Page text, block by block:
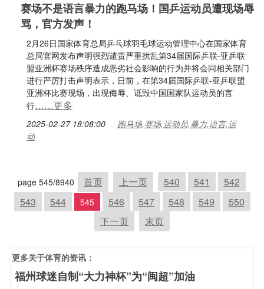
赛场不是语言暴力的跑马场！国乒运动员遭现场辱
骂，官方发声！
2月26日国家体育总局乒乓球羽毛球运动管理中心在国家体育
总局官网发布声明强烈谴责严重扰乱第34届国际乒联-亚乒联
盟亚洲杯赛场秩序造成恶劣社会影响的行为并将会同相关部门
进行严厉打击声明表示，日前，在第34届国际乒联-亚乒联盟
亚洲杯比赛现场，出现侮辱、诋毁中国国家队运动员的言
行……更多
2025-02-27 18:08:00
跑马场,赛场,运动员,暴力,语言,运
动
page 545/8940 首页 上一页 540 541
542
543
544 545 546 547 548 549
550
下一页
末页
更多关于体育的资讯：
福州球迷自制“大力神杯”为“闽超”加油